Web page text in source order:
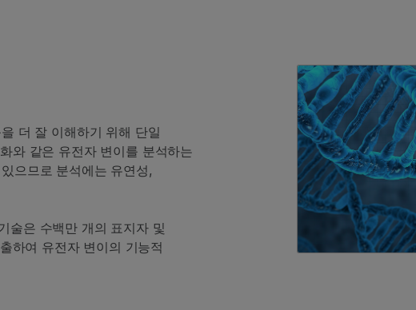
더 잘 이해하기 위해 단일
와 같은 유전자 변이를 분석하는
으므로 분석에는 유연성,
술은 수백만 개의 표지자 및
하여 유전자 변이의 기능적